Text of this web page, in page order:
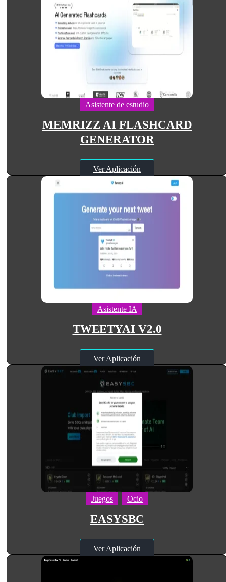
Asistente de estudio
MEMRIZZ AI FLASHCARD
GENERATOR
Ver Aplicación
Asistente IA
TWEETYAI V2.0
Ver Aplicación
Juegos Ocio
EASYSBC
Ver Aplicación